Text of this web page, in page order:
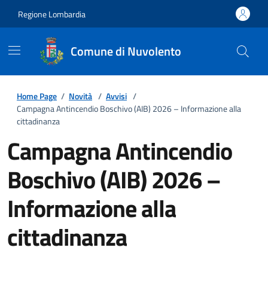
Regione Lombardia
Comune di Nuvolento
Home Page / Novità / Avvisi /
Campagna Antincendio Boschivo (AIB) 2026 – Informazione alla
cittadinanza
Campagna Antincendio
Boschivo (AIB) 2026 –
Informazione alla
cittadinanza